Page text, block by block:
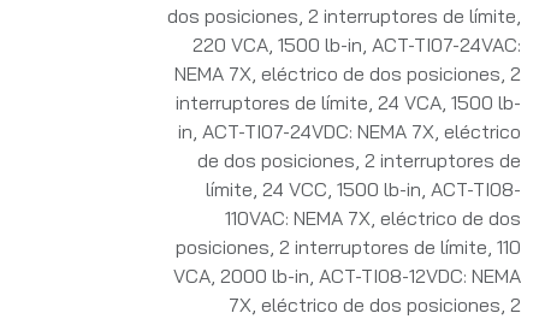
dos posiciones, 2 interruptores de límite,
220 VCA, 1500 lb-in ACT-TI07-24VAC:
NEMA 7X, eléctrico de dos posiciones, 2
interruptores de límite, 24 VCA, 1500 lb-
in ACT-TI07-24VDC: NEMA 7X, eléctrico
de dos posiciones, 2 interruptores de
límite, 24 VCC, 1500 lb-in ACT-TI08-
110VAC: NEMA 7X, eléctrico de dos
posiciones, 2 interruptores de límite, 110
VCA, 2000 lb-in ACT-TI08-12VDC: NEMA
7X, eléctrico de dos posiciones, 2